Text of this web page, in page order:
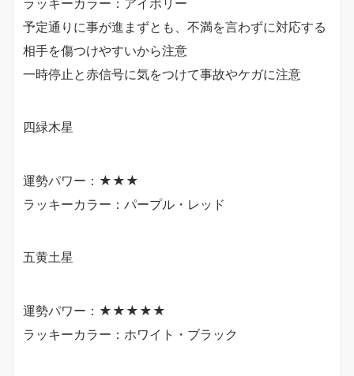
ラッキーカラー：アイボリー
予定通りに事が進まずとも、不満を言わずに対応する
相手を傷つけやすいから注意
一時停止と赤信号に気をつけて事故やケガに注意
四緑木星
運勢パワー：★★★
ラッキーカラー：パープル・レッド
五黄土星
運勢パワー：★★★★★
ラッキーカラー：ホワイト・ブラック